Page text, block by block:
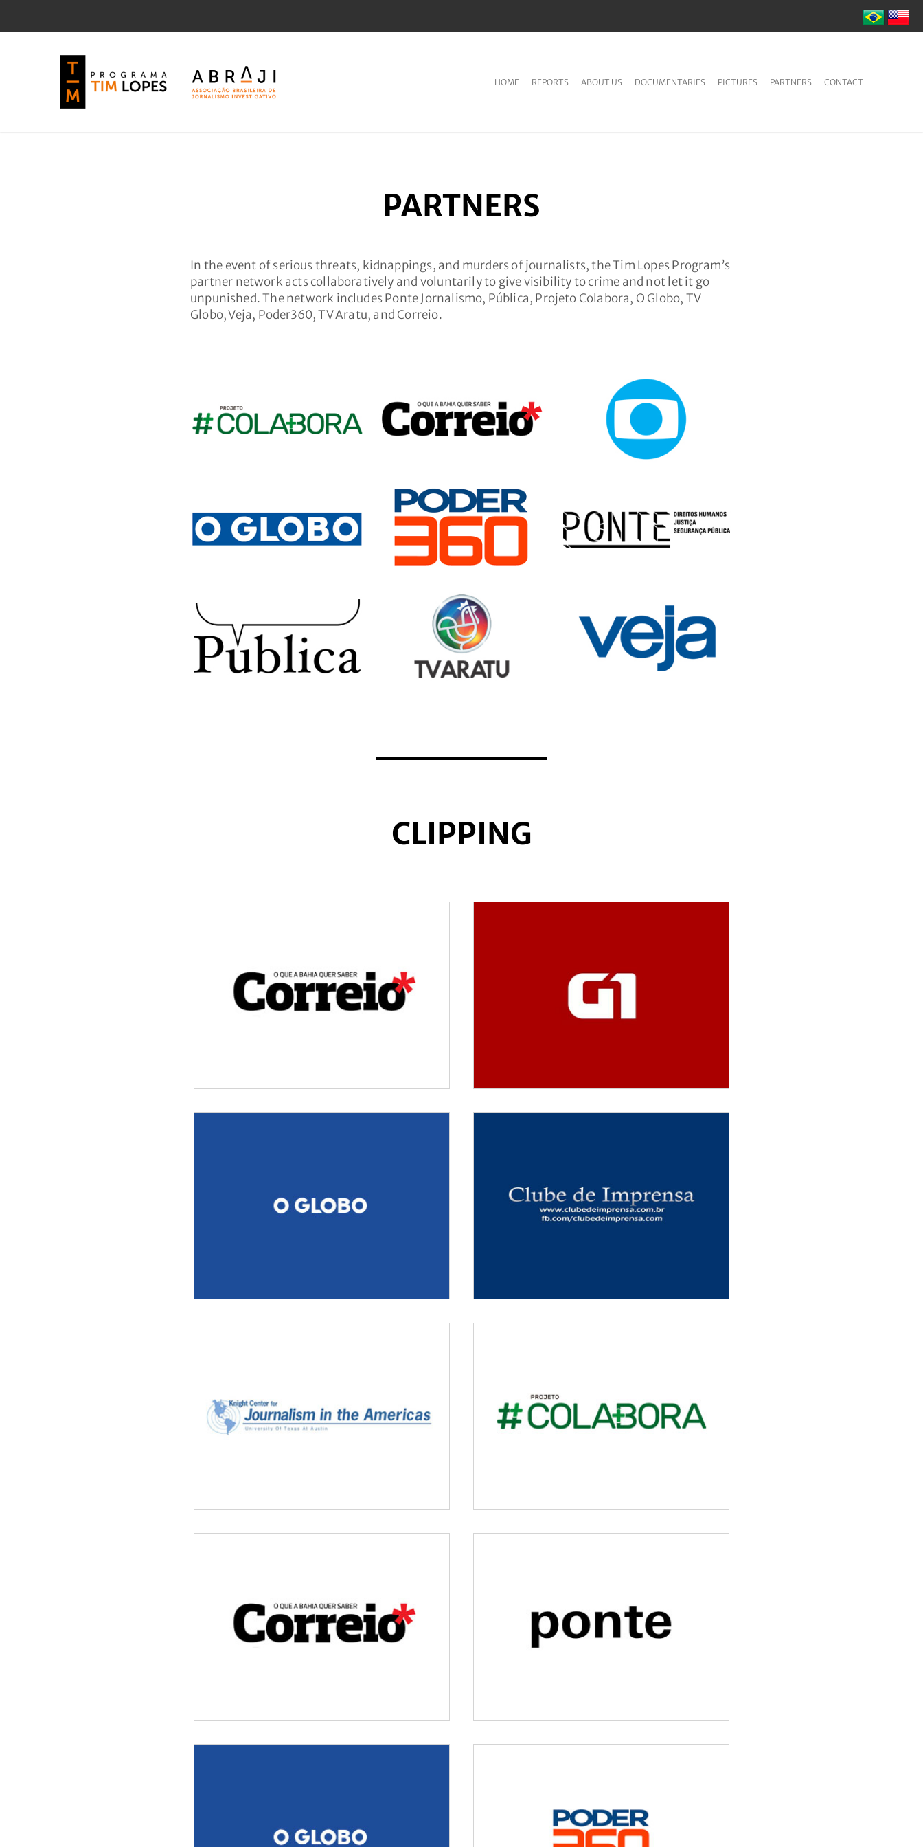
HOME REPORTS ABOUT US DOCUMENTARIES PICTURES PARTNERS CONTACT
PARTNERS
In the event of serious threats, kidnappings, and murders of journalists, the Tim Lopes Program’s
partner network acts collaboratively and voluntarily to give visibility to crime and not let it go
unpunished. The network includes Ponte Jornalismo, Pública, Projeto Colabora, O Globo, TV
Globo, Veja, Poder360, TV Aratu, and Correio.
CLIPPING
Quem matou e quem mandou matar Jairo de
Sousa?
Três meses após crime, nenhum suspeito da
morte de radialista no Pará foi identificado
Morte de radialista completa três meses sem
suspeito do crime
Programa Tim Lopes, da Abraji, investiga
segundo caso como parte de campanha contra
Abraji’s Tim Lopes Program investigates second
case as part of campaign against impunity in
Quem matou e quem mandou matar Jairo de
Sousa?
Quem matou e quem mandou matar Jairo de
Sousa?
Vereador negociou morte de radialista no Pará
por R$ 30 mil
Morte de radialista completa três meses sem